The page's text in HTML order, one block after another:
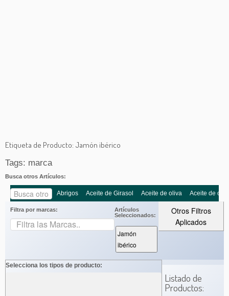
Etiqueta de Producto: Jamón ibérico
Tags: marca
Busca otros Artículos:
Abrigos Aceite de Girasol Aceite de oliva Aceite de
Filtra por marcas:
Artículos
Seleccionados:
Jamón
ibérico
Otros Filtros
Aplicados
Selecciona los tipos de producto:
Listado de
Productos: